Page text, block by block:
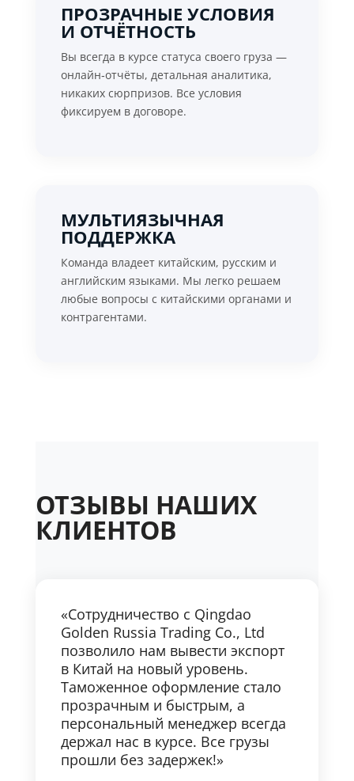
ПРОЗРАЧНЫЕ УСЛОВИЯ
И ОТЧЁТНОСТЬ
Вы всегда в курсе статуса своего груза —
онлайн‑отчёты, детальная аналитика,
никаких сюрпризов. Все условия
фиксируем в договоре.
МУЛЬТИЯЗЫЧНАЯ
ПОДДЕРЖКА
Команда владеет китайским, русским и
английским языками. Мы легко решаем
любые вопросы с китайскими органами и
контрагентами.
ОТЗЫВЫ НАШИХ
КЛИЕНТОВ
«Сотрудничество с Qingdao
Golden Russia Trading Co., Ltd
позволило нам вывести экспорт
в Китай на новый уровень.
Таможенное оформление стало
прозрачным и быстрым, а
персональный менеджер всегда
держал нас в курсе. Все грузы
прошли без задержек!»